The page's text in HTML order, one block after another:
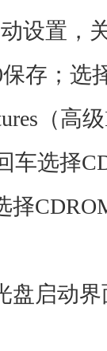
设置，
存；选
（高
车选择
择
盘启动